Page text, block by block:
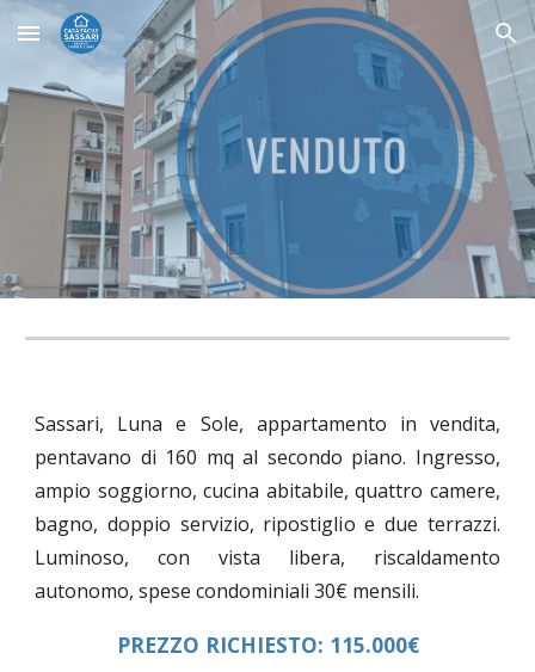
Skip to main content Skip to navigation
Sassari, Luna e Sole, appartamento in vendita,
pentavano di 160 mq al secondo piano. Ingresso,
ampio soggiorno, cucina abitabile, quattro camere,
bagno, doppio servizio, ripostiglio e due terrazzi.
Luminoso, con vista libera, riscaldamento
autonomo, spese condominiali 30€ mensili.
PREZZO RICHIESTO: 115.000€